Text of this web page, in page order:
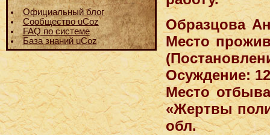
Официальный блог
Сообщество uCoz
FAQ по системе
База знаний uCoz
Образцова
Место
Осуждение:
Место
«Жертвы
обл.